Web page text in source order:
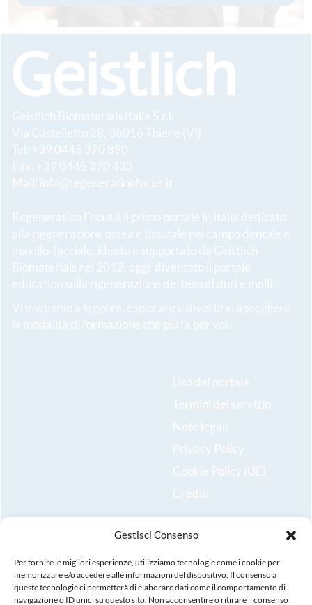
Gestisci Consenso
Per fornire le migliori esperienze, utilizziamo tecnologie come i cookie per
memorizzare e/o accedere alle informazioni del dispositivo. Il consenso a
queste tecnologie ci permetterà di elaborare dati come il comportamento di
navigazione o ID unici su questo sito. Non acconsentire o ritirare il consenso
Geistlich Biomaterials Italia S.r.l.
Via Castelletto 28, 36016 Thiene (VI)
Tel: +39 0445 370 890
Fax: +39 0445 370 433
Mail: info@regenerationfocus.it
Regeneration Focus è il primo portale in Italia dedicato
alla rigenerazione ossea e tissutale nel campo dentale e
maxillo-facciale, ideato e supportato da Geistlich
Biomaterials nel 2012, oggi diventato il portale
education sulla rigenerazione dei tessuti duri e molli.
Vi invitiamo a leggere, esplorare e divertirvi a scegliere
la modalità di formazione che più fa per voi.
Uso del portale
Termini del servizio
Note legali
Privacy Policy
Cookie Policy (UE)
Crediti
Resta aggiornato sulle ultime novità e iscriviti alla nostra
newsletter!
Registrati